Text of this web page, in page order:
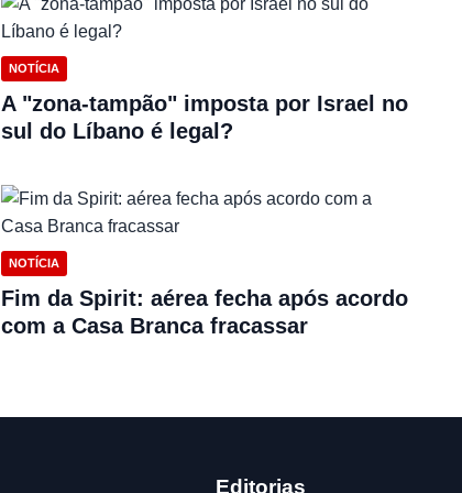
NOTÍCIA
A "zona-tampão" imposta por Israel no
sul do Líbano é legal?
NOTÍCIA
Fim da Spirit: aérea fecha após acordo
com a Casa Branca fracassar
Editorias